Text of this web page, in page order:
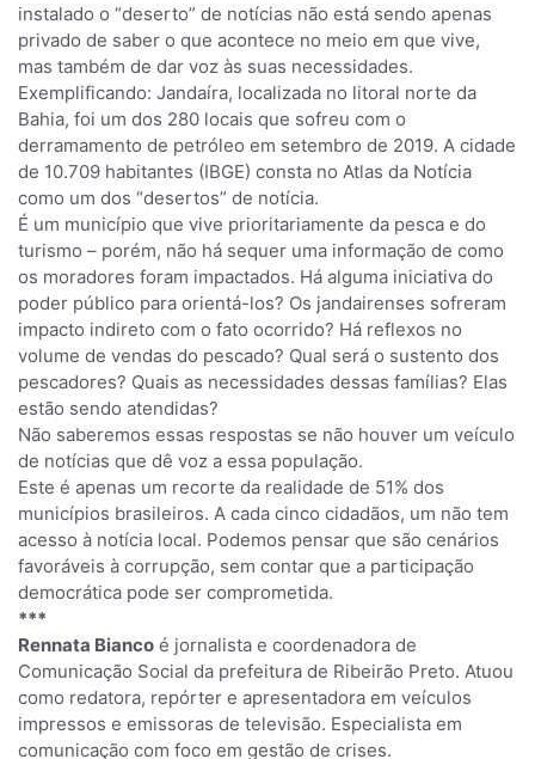
instalado o “deserto” de notícias não está sendo apenas
privado de saber o que acontece no meio em que vive,
mas também de dar voz às suas necessidades.
Exemplificando: Jandaíra, localizada no litoral norte da
Bahia, foi um dos 280 locais que sofreu com o
derramamento de petróleo em setembro de 2019. A cidade
de 10.709 habitantes (IBGE) consta no Atlas da Notícia
como um dos “desertos” de notícia.
É um município que vive prioritariamente da pesca e do
turismo – porém, não há sequer uma informação de como
os moradores foram impactados. Há alguma iniciativa do
poder público para orientá-los? Os jandairenses sofreram
impacto indireto com o fato ocorrido? Há reflexos no
volume de vendas do pescado? Qual será o sustento dos
pescadores? Quais as necessidades dessas famílias? Elas
estão sendo atendidas?
Não saberemos essas respostas se não houver um veículo
de notícias que dê voz a essa população.
Este é apenas um recorte da realidade de 51% dos
municípios brasileiros. A cada cinco cidadãos, um não tem
acesso à notícia local. Podemos pensar que são cenários
favoráveis à corrupção, sem contar que a participação
democrática pode ser comprometida.
***
Rennata Bianco é jornalista e coordenadora de
Comunicação Social da prefeitura de Ribeirão Preto. Atuou
como redatora, repórter e apresentadora em veículos
impressos e emissoras de televisão. Especialista em
comunicação com foco em gestão de crises.